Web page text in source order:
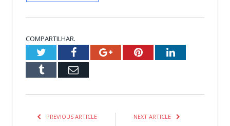
COMPARTILHAR.
TwitterFacebookGoogle+PinterestLinkedIn
Tumblr Email
PREVIOUS ARTICLE NEXT ARTICLE